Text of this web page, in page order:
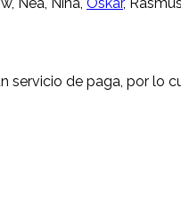
de paga, por lo